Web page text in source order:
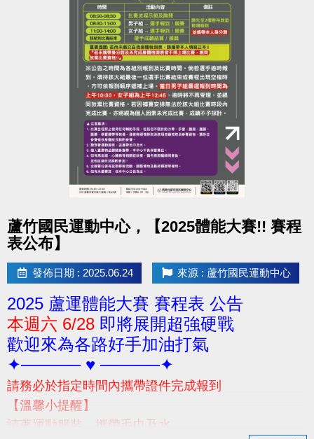
蘆竹國民運動中心，【2025體能大賽!! 賽程
表公布】
發佈日期 : 2025.06.24 來源 : 蘆竹國民運動中心
2025 蘆運體能大賽 賽程表 公告
本週六 6/28 即將展開超強硬戰
歡迎來為各路好手加油打氣
✦───── ♥ ─────✦
請務必於指定時間內攜帶證件完成報到
【溫馨小提醒】
請著運動服裝、攜帶毛巾及水